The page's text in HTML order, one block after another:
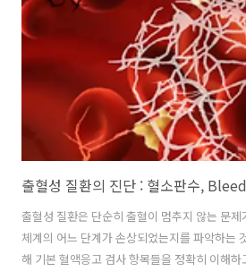
세포(macrophage)에 의해 파괴 되는것입니다.
호전 (spontan..
출혈성 질환은 단순히 출혈이 멈추지 않는 문
체계의 어느 단계가 손상되었는지를 파악하는
해 기본 혈액응고 검사 항목들을 정확히 이해